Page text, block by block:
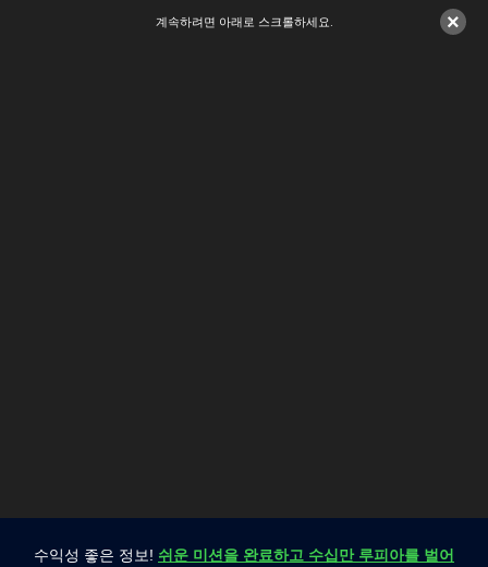
×
계속하려면 아래로 스크롤하세요.
수익성 좋은 정보! 쉬운 미션을 완료하고 수십만 루피아를 벌어